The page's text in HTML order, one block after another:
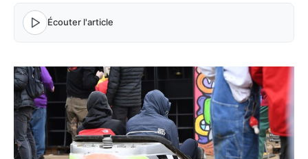
Écouter l'article